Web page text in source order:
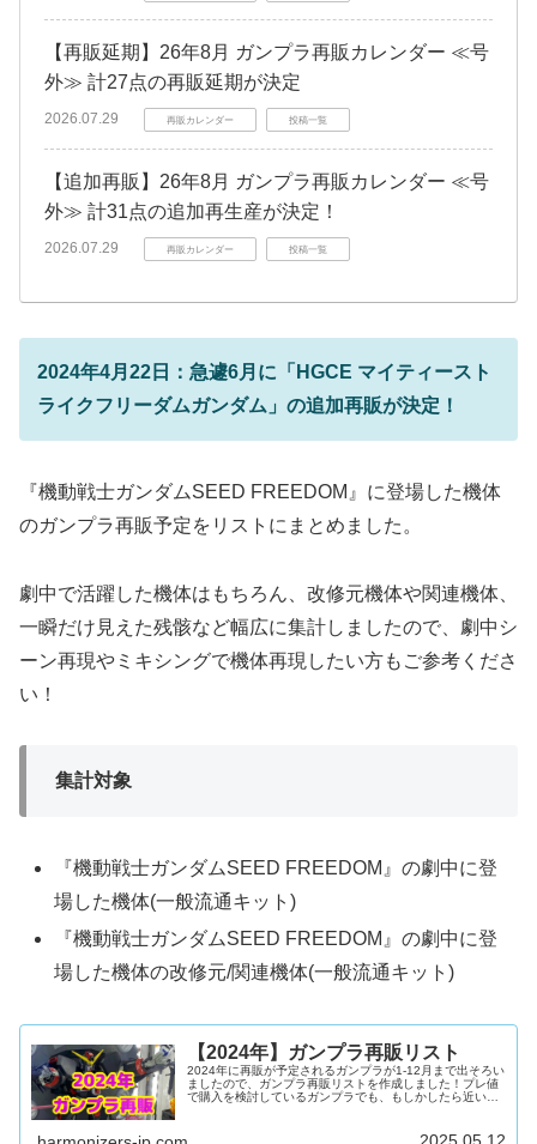
【再販延期】26年8月 ガンプラ再販カレンダー ≪号
外≫ 計27点の再販延期が決定
2026.07.29 再販カレンダー 投稿一覧
【追加再販】26年8月 ガンプラ再販カレンダー ≪号
外≫ 計31点の追加再生産が決定！
2026.07.29 再販カレンダー 投稿一覧
2024年4月22日：急遽6月に「HGCE マイティースト
ライクフリーダムガンダム」の追加再販が決定！
『機動戦士ガンダムSEED FREEDOM』に登場した機体
のガンプラ再販予定をリストにまとめました。
劇中で活躍した機体はもちろん、改修元機体や関連機体、
一瞬だけ見えた残骸など幅広に集計しましたので、劇中シ
ーン再現やミキシングで機体再現したい方もご参考くださ
い！
集計対象
『機動戦士ガンダムSEED FREEDOM』の劇中に登
場した機体(一般流通キット)
『機動戦士ガンダムSEED FREEDOM』の劇中に登
場した機体の改修元/関連機体(一般流通キット)
【2024年】ガンプラ再販リスト
2024年に再販が予定されるガンプラが1-12月まで出そろい
ましたので、ガンプラ再販リストを作成しました！プレ値
で購入を検討しているガンプラでも、もしかしたら近いう
ンダムベースのゲリラ再販リストはこちら！※あくまで再